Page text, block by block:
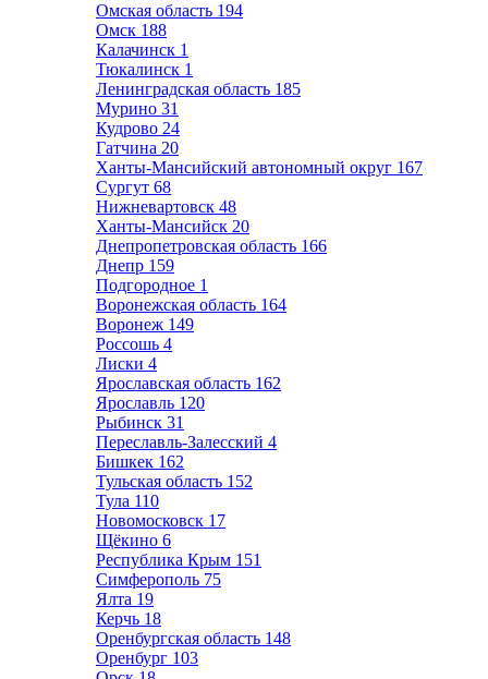
Омская область 194
Омск 188
Калачинск 1
Тюкалинск 1
Ленинградская область 185
Мурино 31
Кудрово 24
Гатчина 20
Ханты-Мансийский автономный округ 167
Сургут 68
Нижневартовск 48
Ханты-Мансийск 20
Днепропетровская область 166
Днепр 159
Подгородное 1
Воронежская область 164
Воронеж 149
Россошь 4
Лиски 4
Ярославская область 162
Ярославль 120
Рыбинск 31
Переславль-Залесский 4
Бишкек 162
Тульская область 152
Тула 110
Новомосковск 17
Щёкино 6
Республика Крым 151
Симферополь 75
Ялта 19
Керчь 18
Оренбургская область 148
Оренбург 103